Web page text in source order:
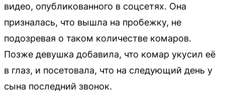
видео, опубликованного в соцсетях. Она
призналась, что вышла на пробежку, не
подозревая о таком количестве комаров.
Позже девушка добавила, что комар укусил её
в глаз, и посетовала, что на следующий день у
сына последний звонок.